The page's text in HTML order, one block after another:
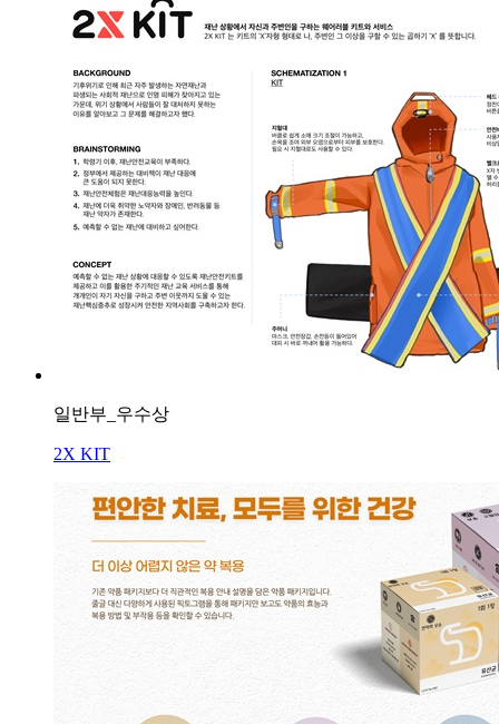
일반부_우수상
2X KIT